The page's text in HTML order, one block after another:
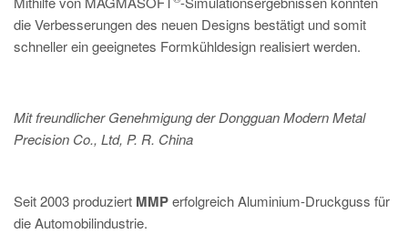
die Verbesserungen des neuen Designs bestätigt und somit
schneller ein geeignetes Formkühldesign realisiert werden.
Mit freundlicher Genehmigung der Dongguan Modern Metal
Precision Co., Ltd, P. R. China
Seit 2003 produziert MMPerfolgreich Aluminium-Druckguss für
die Automobilindustrie.